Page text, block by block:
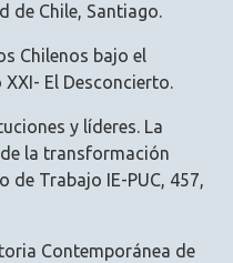
de Chile, Santiago.
Chilenos bajo el
El Desconcierto.
y líderes. La
la transformación
de Trabajo IE-PUC, 457,
Contemporánea de